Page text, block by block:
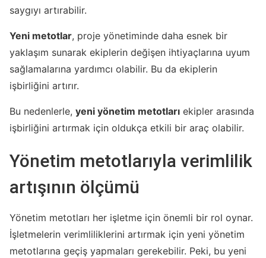
saygıyı artırabilir.
Yeni metotlar, proje yönetiminde daha esnek bir
yaklaşım sunarak ekiplerin değişen ihtiyaçlarına uyum
sağlamalarına yardımcı olabilir. Bu da ekiplerin
işbirliğini artırır.
Bu nedenlerle, yeni yönetim metotları ekipler arasında
işbirliğini artırmak için oldukça etkili bir araç olabilir.
Yönetim metotlarıyla verimlilik
artışının ölçümü
Yönetim metotları her işletme için önemli bir rol oynar.
İşletmelerin verimliliklerini artırmak için yeni yönetim
metotlarına geçiş yapmaları gerekebilir. Peki, bu yeni